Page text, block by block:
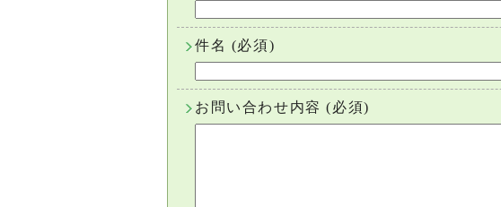
件名 (必須)
お問い合わせ内容 (必須)